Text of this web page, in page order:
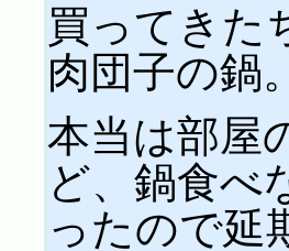
買ってきた
肉団子の鍋
本当は部屋
ど、鍋食べ
ったので延